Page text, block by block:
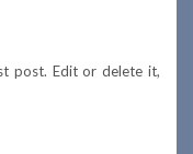
post. Edit or delete it,